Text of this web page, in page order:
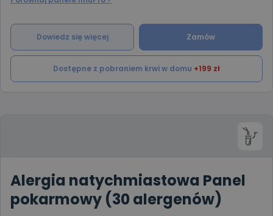
Dowiedz się więcej Zamów
Dostępne z pobraniem krwi w domu +199 zł
Alergia natychmiastowa Panel
pokarmowy (30 alergenów)